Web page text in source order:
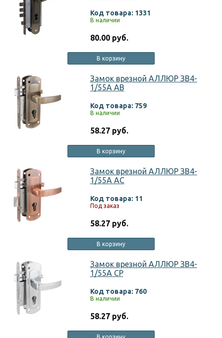
Код товара: 1331
В наличии
80.00 руб.
В корзину
Замок врезной АЛЛЮР ЗВ4-
1/55A AB
Код товара: 759
В наличии
58.27 руб.
В корзину
Замок врезной АЛЛЮР ЗВ4-
1/55A AC
Код товара: 11
Под заказ
58.27 руб.
В корзину
Замок врезной АЛЛЮР ЗВ4-
1/55A CP
Код товара: 760
В наличии
58.27 руб.
В корзину